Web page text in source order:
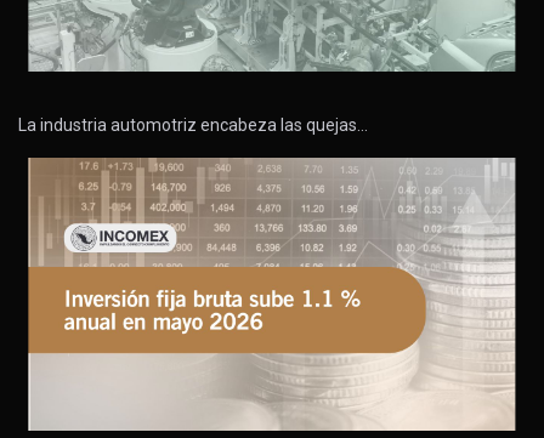
La industria automotriz encabeza las quejas…